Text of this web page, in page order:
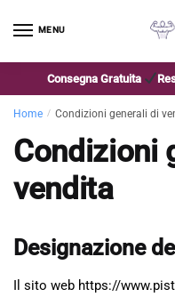
MENU
Consegna Gratuita
Home / Condizioni generali di
Condizioni
vendita
Designazione
Il sito web https://